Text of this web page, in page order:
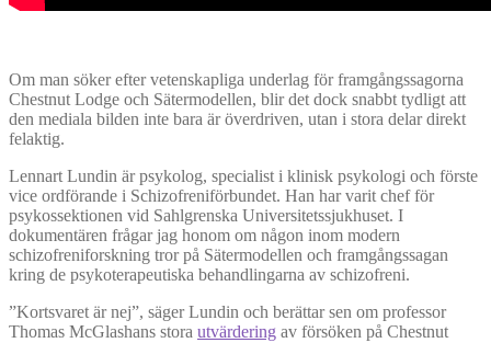
Om man söker efter vetenskapliga underlag för framgångssagorna
Chestnut Lodge och Sätermodellen, blir det dock snabbt tydligt att
den mediala bilden inte bara är överdriven, utan i stora delar direkt
felaktig.
Lennart Lundin är psykolog, specialist i klinisk psykologi och förste
vice ordförande i Schizofreniförbundet. Han har varit chef för
psykossektionen vid Sahlgrenska Universitetssjukhuset. I
dokumentären frågar jag honom om någon inom modern
schizofreniforskning tror på Sätermodellen och framgångssagan
kring de psykoterapeutiska behandlingarna av schizofreni.
”Kortsvaret är nej”, säger Lundin och berättar sen om professor
Thomas McGlashans stora utvärdering av försöken på Chestnut